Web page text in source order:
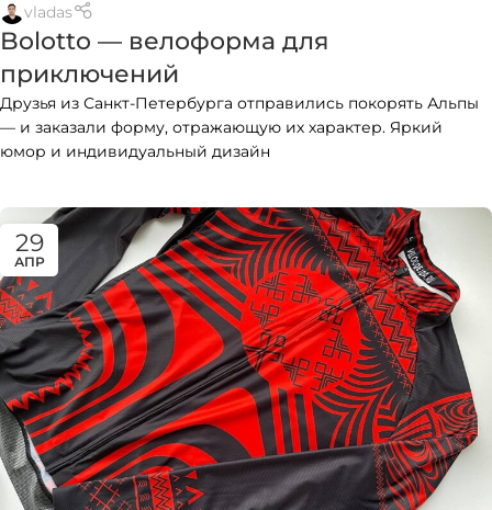
vladas
Bolotto — велоформа для
приключений
Друзья из Санкт-Петербурга отправились покорять Альпы
— и заказали форму, отражающую их характер. Яркий
юмор и индивидуальный дизайн
29
АПР